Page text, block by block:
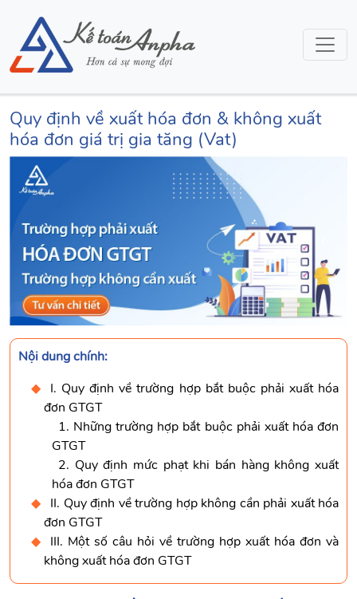
Quy định về xuất hóa đơn & không xuất
hóa đơn giá trị gia tăng (Vat)
Nội dung chính:
I. Quy định về trường hợp bắt buộc phải xuất hóa
đơn GTGT
1. Những trường hợp bắt buộc phải xuất hóa đơn
GTGT
2. Quy định mức phạt khi bán hàng không xuất
hóa đơn GTGT
II. Quy định về trường hợp không cần phải xuất hóa
đơn GTGT
III. Một số câu hỏi về trường hợp xuất hóa đơn và
không xuất hóa đơn GTGT